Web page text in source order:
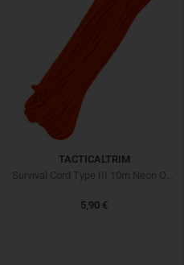
TACTICALTRIM
5,90 €